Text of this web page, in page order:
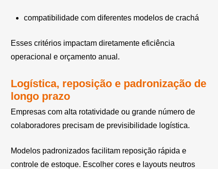
compatibilidade com diferentes modelos de crachá
Esses critérios impactam diretamente eficiência
operacional e orçamento anual.
Logística, reposição e padronização de
longo prazo
Empresas com alta rotatividade ou grande número de
colaboradores precisam de previsibilidade logística.
Modelos padronizados facilitam reposição rápida e
controle de estoque. Escolher cores e layouts neutros